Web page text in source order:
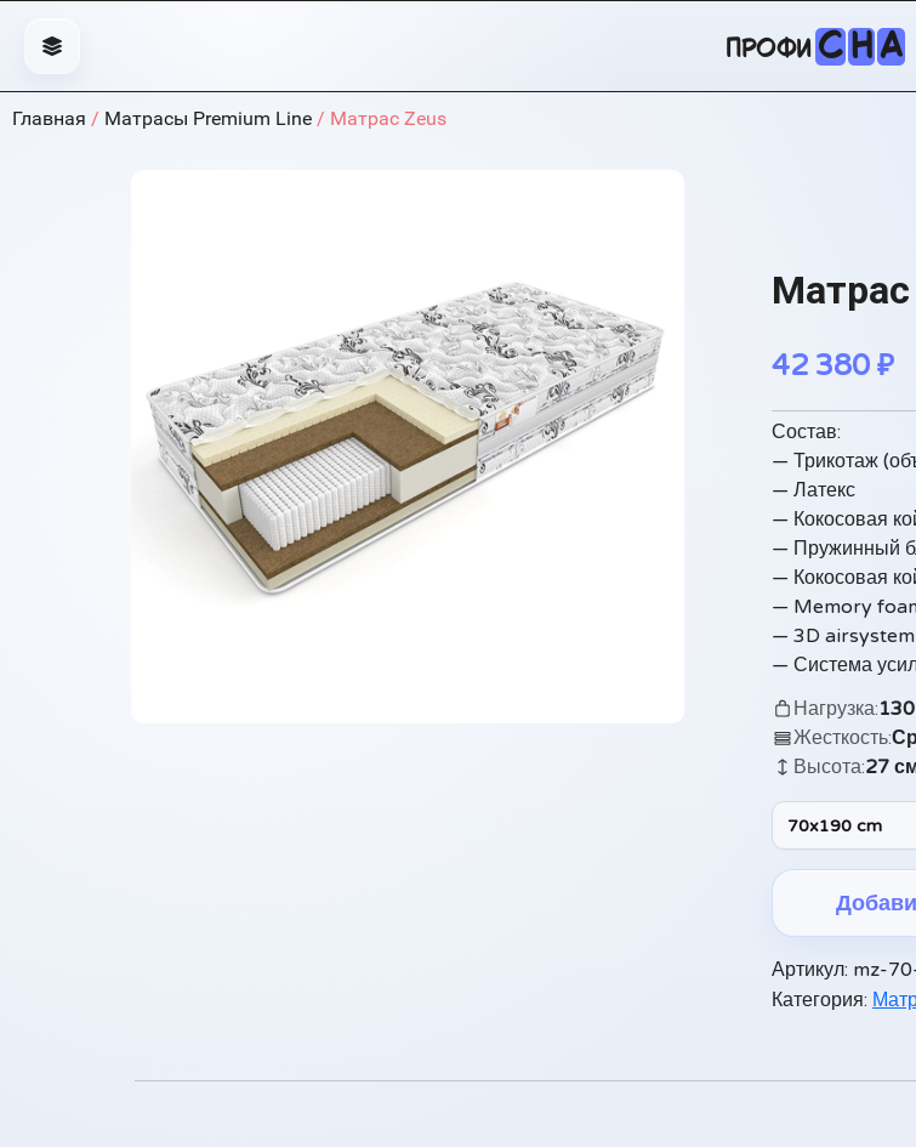
профи С НА
Главная / Матрасы Premium Line / Матрас Zeus
42 380 ₽
Состав:
— Трикотаж
— Латекс
— Кокосовая
— Пружинный
— Кокосовая
— Memory
— 3D airsystem
— Система
Нагрузка:
Жесткость:
Высота:27
70x190 cm
Артикул: mz-
Категория: